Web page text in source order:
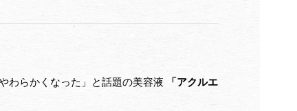
わらかくなった」と話題の美容液
「アクルエ